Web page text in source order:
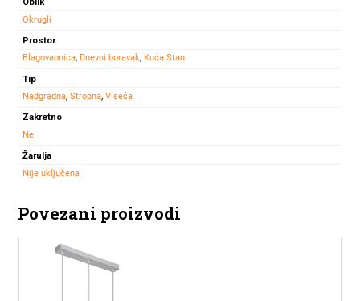
Okrugli
Prostor
Blagovaonica, Dnevni boravak, Kuća Stan
Tip
Nadgradna, Stropna, Viseća
Zakretno
Ne
Žarulja
Nije uključena
Povezani proizvodi